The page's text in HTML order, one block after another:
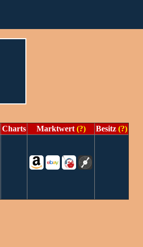
Charts Marktwert(?) Besitz (?)